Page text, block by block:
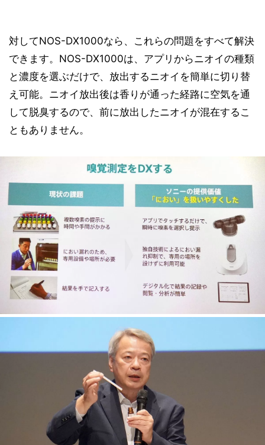
対してNOS-DX1000なら、これらの問題をすべて解決
できます。NOS-DX1000は、アプリからニオイの種類
と濃度を選ぶだけで、放出するニオイを簡単に切り替
え可能。ニオイ放出後は香りが通った経路に空気を通
して脱臭するので、前に放出したニオイが混在するこ
ともありません。